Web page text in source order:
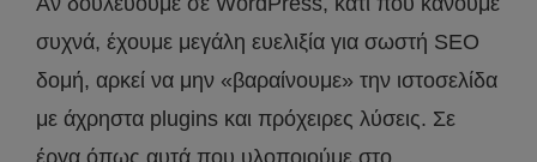
συχνά, έχουμε μεγάλη ευελιξία για σωστή SEO
δομή, αρκεί να μην «βαραίνουμε» την ιστοσελίδα
με άχρηστα plugins και πρόχειρες λύσεις. Σε